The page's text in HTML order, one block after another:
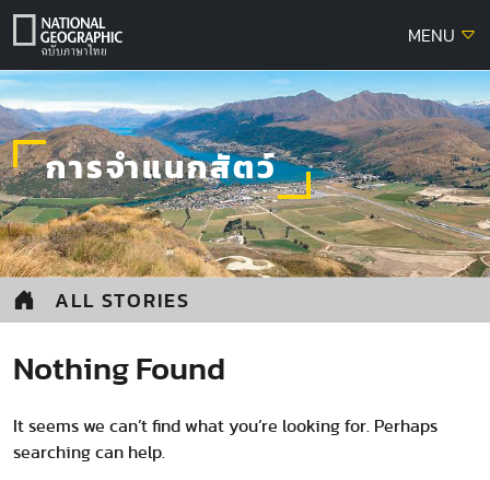
Skip
MENU
การจำแนกสัตว์
ALL STORIES
Nothing Found
It seems we can’t find what you’re looking for. Perhaps
searching can help.